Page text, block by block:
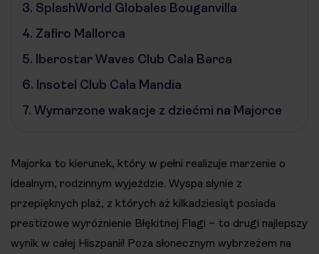
3. SplashWorld Globales Bouganvilla
4. Zafiro Mallorca
5. Iberostar Waves Club Cala Barca
6. Insotel Club Cala Mandia
7. Wymarzone wakacje z dziećmi na Majorce
Majorka to kierunek, który w pełni realizuje marzenie o
idealnym, rodzinnym wyjeździe. Wyspa słynie z
przepięknych plaż, z których aż kilkadziesiąt posiada
prestiżowe wyróżnienie Błękitnej Flagi – to drugi najlepszy
wynik w całej Hiszpanii! Poza słonecznym wybrzeżem na